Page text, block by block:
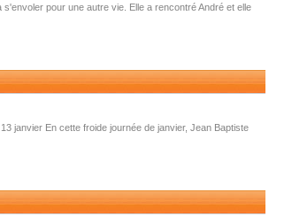
pour une autre vie. Elle a rencontré André et elle
janvier En cette froide journée de janvier, Jean Baptiste